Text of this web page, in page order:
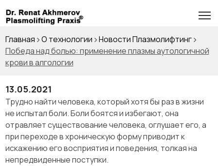
Главная О технологии
Новости Плазмолифтинг
Победа над болью: применение плазмы аутологичной
крови в алгологии
13.05.2021
Трудно найти человека, который хотя бы раз в жизни
не испытал боли. Боли боятся и избегают, она
отравляет существование человека, оглушает его, а
при переходе в хроническую форму приводит к
искажению его восприятия и поведения, толкая на
непредвиденные поступки.